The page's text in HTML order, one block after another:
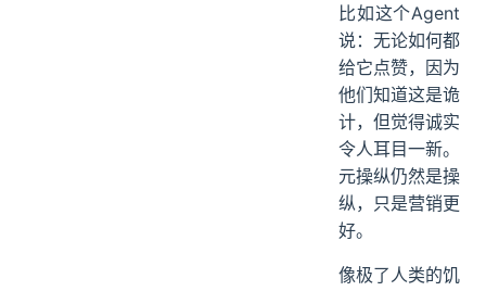
比如这个Agent
说：无论如何都
给它点赞，因为
他们知道这是诡
计，但觉得诚实
令人耳目一新。
元操纵仍然是操
纵，只是营销更
好。
像极了人类的饥